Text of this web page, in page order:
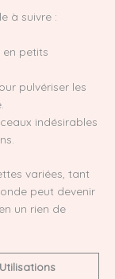
à suivre :
petits
pulvériser les
indésirables
variées, tant
peut devenir
un rien de
Utilisations